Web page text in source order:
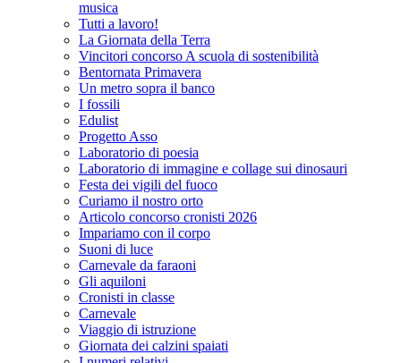
musica
Tutti a lavoro!
La Giornata della Terra
Vincitori concorso A scuola di sostenibilità
Bentornata Primavera
Un metro sopra il banco
I fossili
Edulist
Progetto Asso
Laboratorio di poesia
Laboratorio di immagine e collage sui dinosauri
Festa dei vigili del fuoco
Curiamo il nostro orto
Articolo concorso cronisti 2026
Impariamo con il corpo
Suoni di luce
Carnevale da faraoni
Gli aquiloni
Cronisti in classe
Carnevale
Viaggio di istruzione
Giornata dei calzini spaiati